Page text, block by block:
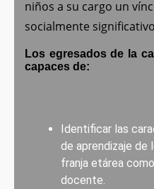
niños a su cargo un
socialmente
Los egresados de la
capaces de:
Identificar las
de aprendizaje
franja etárea
docente.